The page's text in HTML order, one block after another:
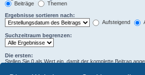
Beiträge
Themen
Ergebnisse sortieren nach:
Aufsteigend
Suchzeitraum begrenzen:
Die ersten:
Stellen Sie 0 als Wert ein, damit der komplette Beitrag